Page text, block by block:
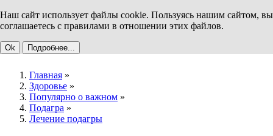
Наш сайт использует файлы cookie. Пользуясь нашим сайтом, вы
соглашаетесь с правилами в отношении этих файлов.
Ok Подробнее...
Главная »
Здоровье »
Популярно о важном »
Подагра »
Лечение подагры